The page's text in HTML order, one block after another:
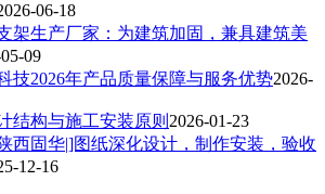
06-18
架生产厂家：为建筑加固，兼具建筑美
09
技2026年产品质量保障与服务优势2026-
结构与施工安装原则 2026-01-23
西固华|]图纸深化设计，制作安装，验收
12-16